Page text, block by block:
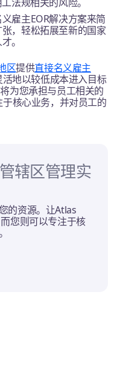
雇主EOR解决方案来简
，轻松拓展至新的国家
。
区提供直接名义雇主
地以较低成本进入目标
为您承担与员工相关的
核心业务，并对员工的
辖区管理实
的资源。让Atlas
您则可以专注于核